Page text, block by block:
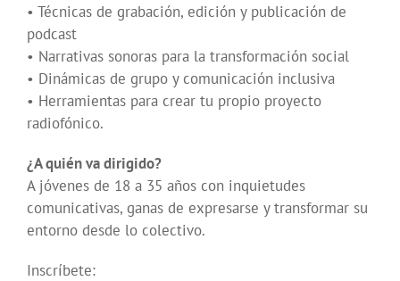
• Técnicas de grabación, edición y publicación de
podcast
• Narrativas sonoras para la transformación social
• Dinámicas de grupo y comunicación inclusiva
• Herramientas para crear tu propio proyecto
radiofónico.
¿A quién va dirigido?
A jóvenes de 18 a 35 años con inquietudes
comunicativas, ganas de expresarse y transformar su
entorno desde lo colectivo.
Inscríbete: